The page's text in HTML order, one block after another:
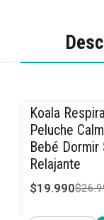
-26% OFF
Koala
Peluche
Bebé Dormir
Relajante
$19.990